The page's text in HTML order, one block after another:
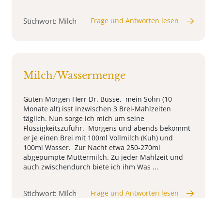
Stichwort: Milch Frage und Antworten lesen
Milch/Wassermenge
Guten Morgen Herr Dr. Busse, mein Sohn (10
Monate alt) isst inzwischen 3 Brei-Mahlzeiten
täglich. Nun sorge ich mich um seine
Flüssigkeitszufuhr. Morgens und abends bekommt
er je einen Brei mit 100ml Vollmilch (Kuh) und
100ml Wasser. Zur Nacht etwa 250-270ml
abgepumpte Muttermilch. Zu jeder Mahlzeit und
auch zwischendurch biete ich ihm Was ...
Stichwort: Milch Frage und Antworten lesen